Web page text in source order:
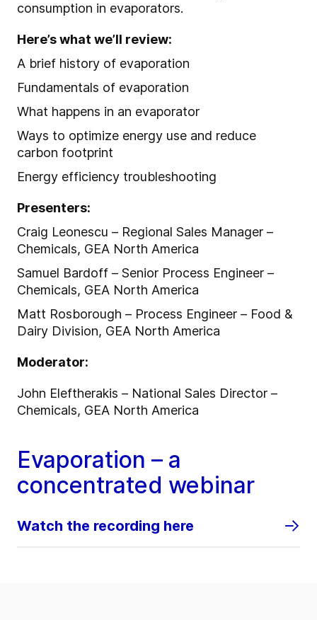
consumption in evaporators.
Here’s what we’ll review:
A brief history of evaporation
Fundamentals of evaporation
What happens in an evaporator
Ways to optimize energy use and reduce
carbon footprint
Energy efficiency troubleshooting
Presenters:
Craig Leonescu – Regional Sales Manager –
Chemicals, GEA North America
Samuel Bardoff – Senior Process Engineer –
Chemicals, GEA North America
Matt Rosborough – Process Engineer – Food &
Dairy Division, GEA North America
Moderator:
John Eleftherakis – National Sales Director –
Chemicals, GEA North America
Evaporation – a
concentrated webinar
Watch the recording here